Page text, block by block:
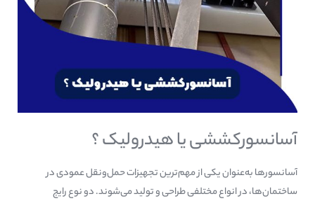
آسانسورکششی یا هیدرولیک ؟
آسانسورها به‌عنوان یکی از مهم‌ترین تجهیزات حمل‌ونقل عمودی در
ساختمان‌ها، در انواع مختلفی طراحی و تولید می‌شوند. دو نوع رایج